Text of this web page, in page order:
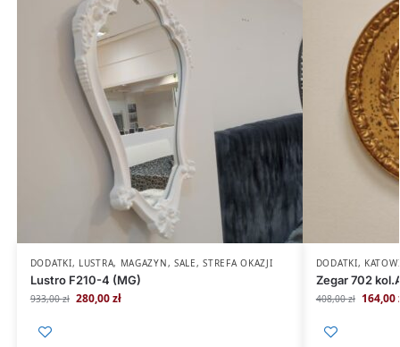
DODATKI, LUSTRA, MAGAZYN, SALE,STREFA OKAZJI
Lustro F210-4 (MG)
933,00zł 280,00zł
DODATKI,
Zegar 702
408,00zł 164,00